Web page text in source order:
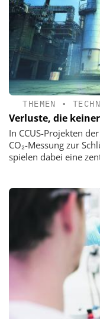
THEMEN •
Verluste, die
In CCUS-Projekten
CO₂-Messung zur
spielen dabei eine